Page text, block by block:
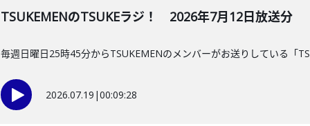
TSUKEMENのTSUKEラジ！ 2026年7月12日放送分
毎週日曜日25時45分からTSUKEMENのメンバーがお送りしている「
2026.07.19 |00:09:28